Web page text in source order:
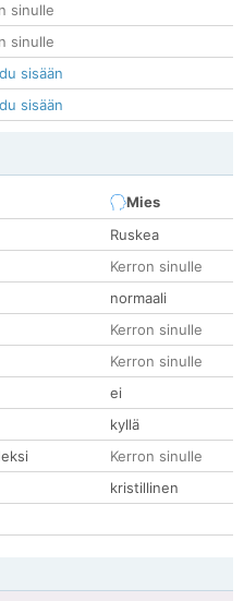
sinulle
sinulle
sisään
sisään
Mies
Ruskea
Kerron sinulle
normaali
Kerron sinulle
Kerron sinulle
ei
kyllä
Kerron sinulle
kristillinen